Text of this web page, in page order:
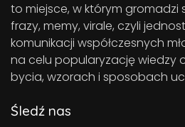
to miejsce, w którym gromadzi
frazy, memy, virale, czyli
komunikacji współczesnych
na celu popularyzację wiedzy
bycia, wzorach i sposobach
Śledź nas